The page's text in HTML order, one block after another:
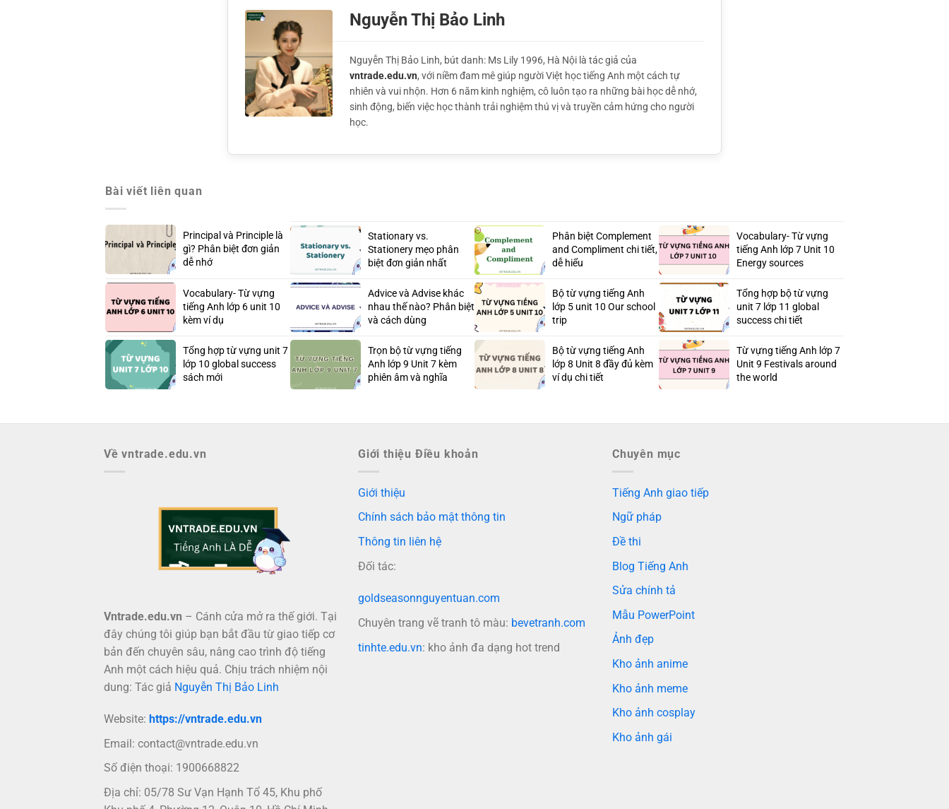
Nguyễn Thị Bảo Linh
Nguyễn Thị Bảo Linh, bút danh: Ms Lily 1996, Hà Nội là tác giả của
vntrade.edu.vn, với niềm đam mê giúp người Việt học tiếng Anh một cách tự
nhiên và vui nhộn. Hơn 6 năm kinh nghiệm, cô luôn tạo ra những bài học dễ nhớ,
sinh động, biến việc học thành trải nghiệm thú vị và truyền cảm hứng cho người
học.
Bài viết liên quan
Principal và Principle là
gì? Phân biệt đơn giản
dễ nhớ
Stationary vs.
Stationery mẹo phân
biệt đơn giản nhất
Phân biệt Complement
and Compliment chi tiết,
dễ hiểu
Vocabulary- Từ vựng
tiếng Anh lớp 7 Unit 10
Energy sources
Vocabulary- Từ vựng
tiếng Anh lớp 6 unit 10
kèm ví dụ
Advice và Advise khác
nhau thế nào? Phân biệt
và cách dùng
Bộ từ vựng tiếng Anh
lớp 5 unit 10 Our school
trip
Tổng hợp bộ từ vựng
unit 7 lớp 11 global
success chi tiết
Tổng hợp từ vựng unit 7
lớp 10 global success
sách mới
Trọn bộ từ vựng tiếng
Anh lớp 9 Unit 7 kèm
phiên âm và nghĩa
Bộ từ vựng tiếng Anh
lớp 8 Unit 8 đầy đủ kèm
ví dụ chi tiết
Từ vựng tiếng Anh lớp 7
Unit 9 Festivals around
the world
Về vntrade.edu.vn
Vntrade.edu.vn – Cánh cửa mở ra thế giới. Tại
đây chúng tôi giúp bạn bắt đầu từ giao tiếp cơ
bản đến chuyên sâu, nâng cao trình độ tiếng
Anh một cách hiệu quả. Chịu trách nhiệm nội
dung: Tác giả Nguyễn Thị Bảo Linh
Website: https://vntrade.edu.vn
Email: contact@vntrade.edu.vn
Số điện thoại: 1900668822
Địa chỉ: 05/78 Sư Vạn Hạnh Tổ 45, Khu phố
Giới thiệu Điều khoản
Giới thiệu
Chính sách bảo mật thông tin
Thông tin liên hệ
Đối tác:
goldseasonnguyentuan.com
Chuyên trang vẽ tranh tô màu: bevetranh.com
tinhte.edu.vn: kho ảnh đa dạng hot trend
Chuyên mục
Tiếng Anh giao tiếp
Ngữ pháp
Đề thi
Blog Tiếng Anh
Sửa chính tả
Mẫu PowerPoint
Ảnh đẹp
Kho ảnh anime
Kho ảnh meme
Kho ảnh cosplay
Kho ảnh gái